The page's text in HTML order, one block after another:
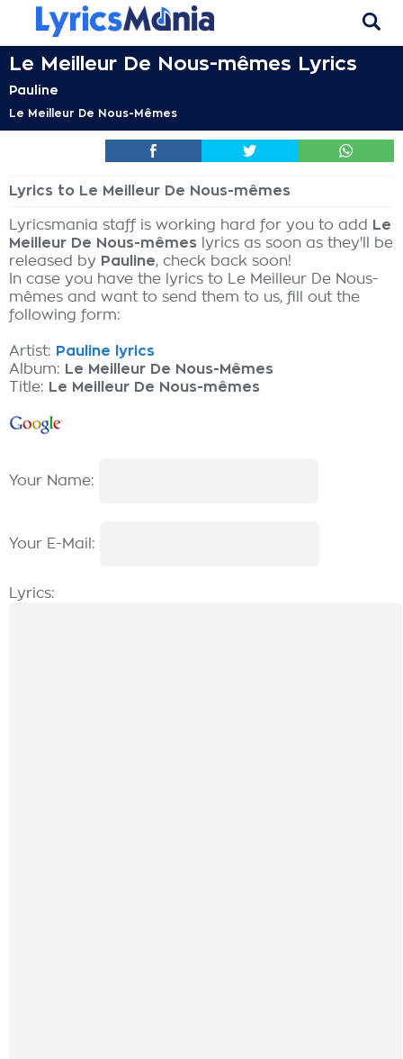
Le Meilleur De Nous-mêmes Lyrics
Pauline
Le Meilleur De Nous-Mêmes
Lyrics to Le Meilleur De Nous-mêmes
Lyricsmania staff is working hard for you to add
Le
Meilleur De Nous-mêmes lyrics as soon as they'll be
released by Pauline, check back soon!
In case you have the lyrics to Le Meilleur De Nous-
mêmes and want to send them to us, fill out the
following form:
Artist: Pauline lyrics
Album: Le Meilleur De Nous-Mêmes
Title: Le Meilleur De Nous-mêmes
Your Name:
Your E-Mail:
Lyrics: